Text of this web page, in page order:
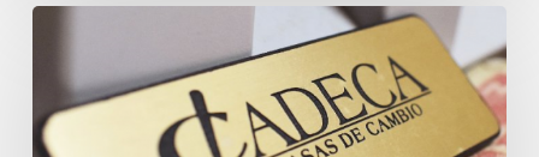
Cambio
de